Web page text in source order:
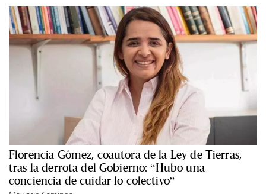
Florencia Gómez, coautora de la Ley de Tierras,
tras la derrota del Gobierno: “Hubo una
conciencia de cuidar lo colectivo”